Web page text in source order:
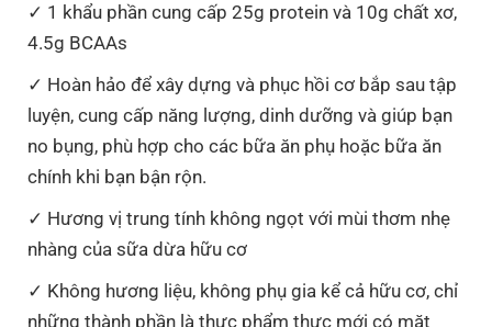
1 khẩu phần cung cấp 25g protein và 10g chất xơ,
4.5g BCAAs
Hoàn hảo để xây dựng và phục hồi cơ bắp sau tập
luyện, cung cấp năng lượng, dinh dưỡng và giúp bạn
no bụng, phù hợp cho các bữa ăn phụ hoặc bữa ăn
chính khi bạn bận rộn.
Hương vị trung tính không ngọt với mùi thơm nhẹ
nhàng của sữa dừa hữu cơ
Không hương liệu, không phụ gia kể cả hữu cơ, chỉ
những thành phần là thực phẩm thực mới có mặt